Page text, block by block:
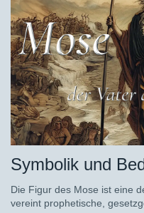
Symbolik und
Die Figur des Mose ist eine
vereint prophetische,